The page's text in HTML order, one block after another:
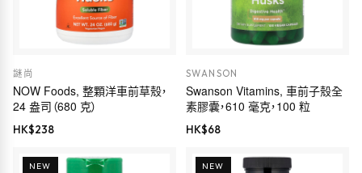
謎尚
NOW Foods, 整顆洋車前草殼，
24 盎司（680 克）
HK$238
SWANSON
Swanson Vitamins, 車前子殼全
素膠囊，610 毫克，100 粒
HK$68
NEW NEW